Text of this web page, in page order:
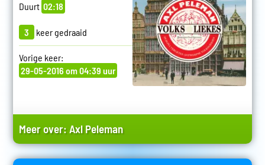
Duurt 02:18
3 keer gedraaid
Vorige keer:
29-05-2016 om 04:39 uur
Meer over:Axl Peleman